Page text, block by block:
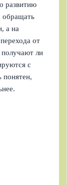
развитию
обращать
а на
от
ли
с
понятен,